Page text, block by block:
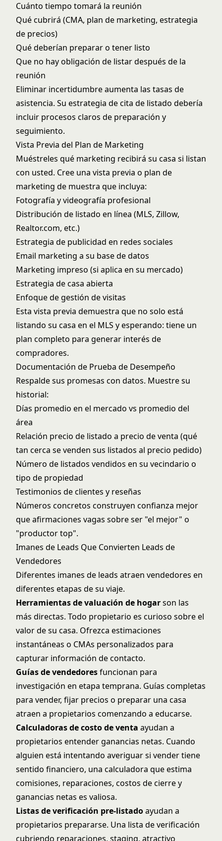
Cuánto tiempo tomará la reunión
Qué cubrirá (CMA, plan de marketing, estrategia
de precios)
Qué deberían preparar o tener listo
Que no hay obligación de listar después de la
reunión
Eliminar incertidumbre aumenta las tasas de
asistencia. Su estrategia de cita de listado debería
incluir procesos claros de preparación y
seguimiento.
Vista Previa del Plan de Marketing
Muéstreles qué marketing recibirá su casa si listan
con usted. Cree una vista previa o plan de
marketing de muestra que incluya:
Fotografía y videografía profesional
Distribución de listado en línea (MLS, Zillow,
Realtor.com, etc.)
Estrategia de publicidad en redes sociales
Email marketing a su base de datos
Marketing impreso (si aplica en su mercado)
Estrategia de casa abierta
Enfoque de gestión de visitas
Esta vista previa demuestra que no solo está
listando su casa en el MLS y esperando: tiene un
plan completo para generar interés de
compradores.
Documentación de Prueba de Desempeño
Respalde sus promesas con datos. Muestre su
historial:
Días promedio en el mercado vs promedio del
área
Relación precio de listado a precio de venta (qué
tan cerca se venden sus listados al precio pedido)
Número de listados vendidos en su vecindario o
tipo de propiedad
Testimonios de clientes y reseñas
Números concretos construyen confianza mejor
que afirmaciones vagas sobre ser "el mejor" o
"productor top".
Imanes de Leads Que Convierten Leads de
Vendedores
Diferentes imanes de leads atraen vendedores en
diferentes etapas de su viaje.
Herramientas de valuación de hogarson las
más directas. Todo propietario es curioso sobre el
valor de su casa. Ofrezca estimaciones
instantáneas o CMAs personalizados para
capturar información de contacto.
Guías de vendedoresfuncionan para
investigación en etapa temprana. Guías completas
para vender, fijar precios o preparar una casa
atraen a propietarios comenzando a educarse.
Calculadoras de costo de venta ayudan a
propietarios entender ganancias netas. Cuando
alguien está intentando averiguar si vender tiene
sentido financiero, una calculadora que estima
comisiones, reparaciones, costos de cierre y
ganancias netas es valiosa.
Listas de verificación pre-listadoayudan a
propietarios prepararse. Una lista de verificación
cubriendo reparaciones, staging, atractivo